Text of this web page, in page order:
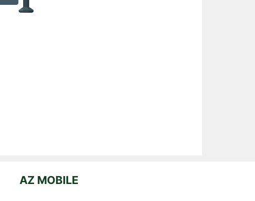
AZ MOBILE